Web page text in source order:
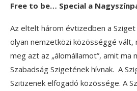
Free to be… Special a
Az eltelt három évtizedben a
olyan nemzetközi közösséggé
meg azt az „álomállamot”, amit ma
Szabadság Szigetének hívnak. A
Szitizenek elfogadó közössége. A